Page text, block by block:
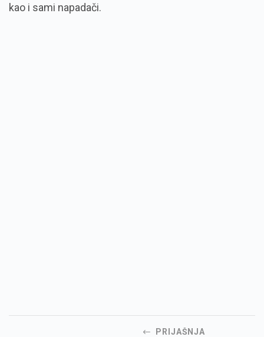
kao i sami napadači.
PRIJAŠNJA